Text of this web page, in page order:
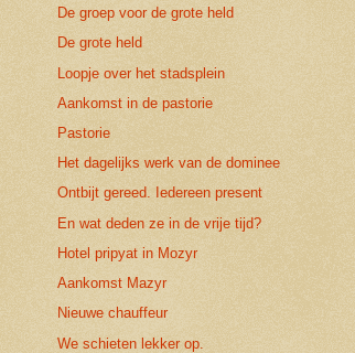
De groep voor de grote held
De grote held
Loopje over het stadsplein
Aankomst in de pastorie
Pastorie
Het dagelijks werk van de dominee
Ontbijt gereed. Iedereen present
En wat deden ze in de vrije tijd?
Hotel pripyat in Mozyr
Aankomst Mazyr
Nieuwe chauffeur
We schieten lekker op.